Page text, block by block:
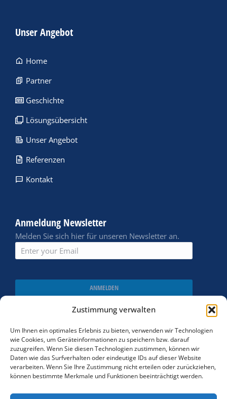
Zustimmung verwalten
Um Ihnen ein optimales Erlebnis zu bieten, verwenden wir Technologien
wie Cookies, um Geräteinformationen zu speichern bzw. darauf
zuzugreifen. Wenn Sie diesen Technologien zustimmen, können wir
Daten wie das Surfverhalten oder eindeutige IDs auf dieser Website
verarbeiten. Wenn Sie Ihre Zustimmung nicht erteilen oder zurückziehen,
können bestimmte Merkmale und Funktionen beeinträchtigt werden.
Unser Angebot
Home
Partner
Geschichte
Lösungsübersicht
Unser Angebot
Referenzen
Kontakt
Anmeldung Newsletter
Melden Sie sich hier für unseren Newsletter an.
ANMELDEN